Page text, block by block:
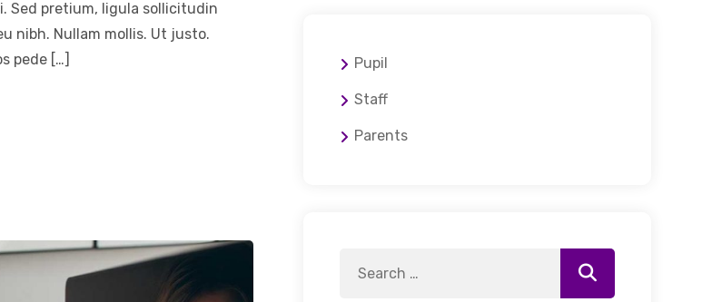
Sed pretium, ligula sollicitudin
nibh. Nullam mollis. Ut justo.
pede […]
Pupil
Staff
Parents
Search